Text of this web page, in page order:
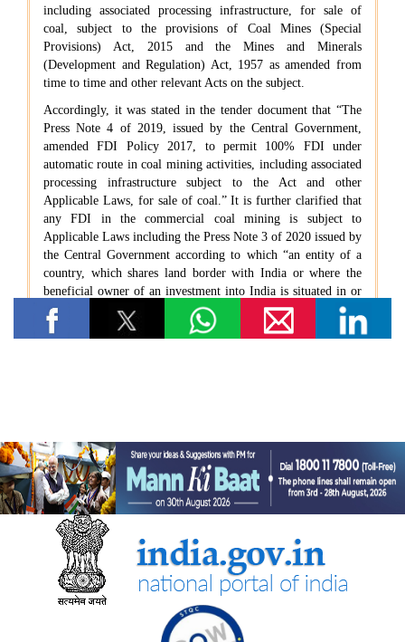
डिजिलॉकर ने एएईआरआई के साथ साझेदारी करके ऑस्ट्रेलिया जाने वाले
भारतीय छात्रों के लिए दस्तावेज़ सत्यापन प्रक्रिया को तेज़ किया है
वित्‍त मंत्रालय
विधि एवं न्‍याय मंत्रालय
प्रेस नोट
पेट्रोलियम एवं प्राकृतिक गैस मंत्रालय
तेल विपणन कंपनियों (ओएमसी) ने ई20 पेट्रोल में नमी और क्लोराइड की
मौजूदगी की जांच की: 500 पीपीएम क्लोराइड और नमी की मौजूदगी के दावों
की पुष्टि नहीं हुई
रेल मंत्रालय
विज्ञान एवं प्रौद्योगिकी मंत्रालय
सीएसआईआर-सीआरआरआई ने राजस्थान सरकार के समक्ष स्वदेशी
एमएसएस+ सड़क प्रौद्योगिकी का प्रदर्शन किया
सीएसआईआर-एनआईएससीपीआर ने “लोकप्रिय विज्ञान लेखन” पर दो दिवसीय
कौशल प्रशिक्षण कार्यक्रम आयोजित किया और प्रतिभागियों को सामान्य जन
तक विज्ञान का संचार करने के लिए प्रेरित किया
केन्‍द्रीय मंत्री डॉ. जितेंद्र सिंह ने लखनऊ में सीएसआईआर-एनबीआरआई द्वारा
विकसित अपनी तरह का पहला 'इको-एजुकेशनल हब' राष्ट्र को समर्पित किया